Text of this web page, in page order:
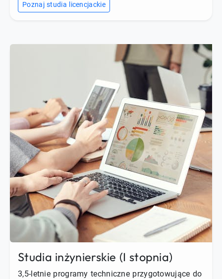
Poznaj studia licencjackie
Studia inżynierskie (I stopnia)
3,5-letnie programy techniczne przygotowujące do